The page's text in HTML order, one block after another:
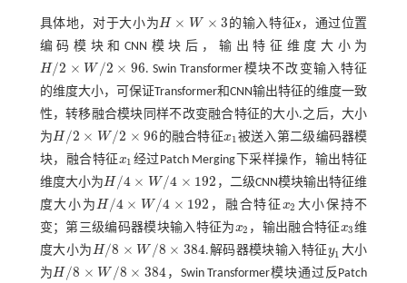
具体地，对于大小为H × W × 3
H× W ×3 的输入特征x ，通过位置
编码模块和CNN模块后，输出特征维度大小为
H/2 × W /2 × 96
H/ 2×W/ 2×96
. Swin Transformer模块不改变输入特征
的维度大小，可保证Transformer和CNN输出特征的维度一致
性，转移融合模块同样不改变融合特征的大小.之后，大小
为H/2 × W /2 × 96
H/ 2×W/ 2×96 的融合特征x1
x1被送入第二级编码器模
块，融合特征x1
x1 经过Patch Merging下采样操作，输出特征
维度大小为H/4 × W /4 × 192
H/ 4×W/ 4×192
，二级CNN模块输出特征维
度大小为H /4 × W /4 × 192
H/ 4×W/ 4×192 ，融合特征 x2
x2 大小保持不
变；第三级编码器模块输入特征为x2
x2 ，输出融合特征x3
x3维
度大小为H/8 × W /8 × 384
H/ 8×W/ 8×384 .解码器模块输入特征y1
y1 大小
为H /8 × W /8 × 384
H/ 8×W/ 8×384
，Swin Transformer模块通过反Patch